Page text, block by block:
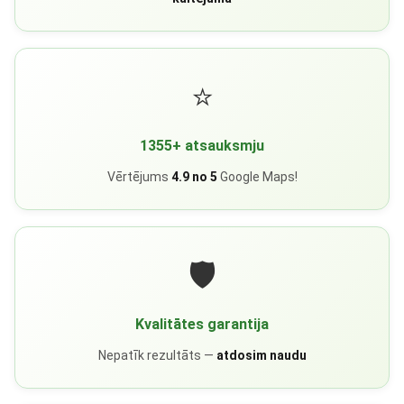
⭐
1355+ atsauksmju
Vērtējums 4.9 no 5 Google Maps!
🛡️
Kvalitātes garantija
Nepatīk rezultāts — atdosim naudu